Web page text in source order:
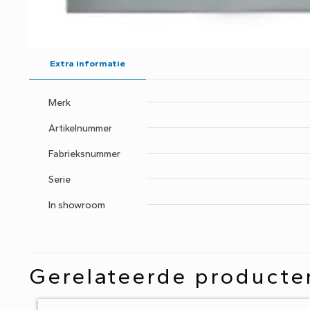
Extra informatie
Merk
Artikelnummer
Fabrieksnummer
Serie
In showroom
Gerelateerde